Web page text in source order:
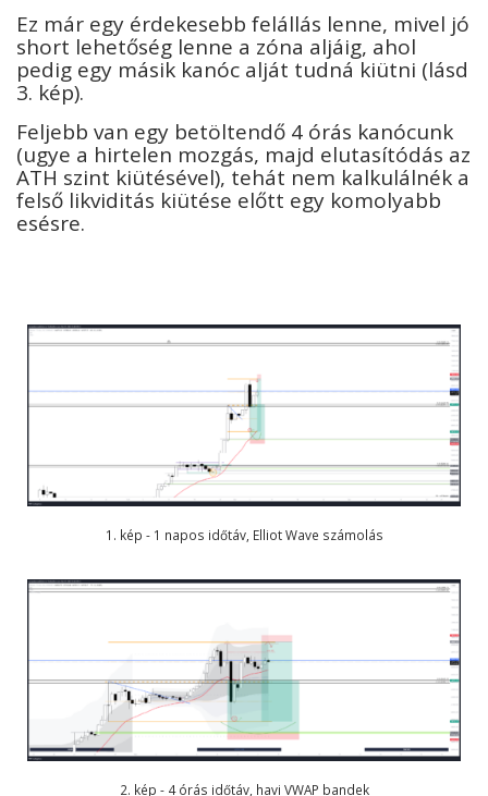
Ez már egy érdekesebb felállás lenne, mivel jó
short lehetőség lenne a zóna aljáig, ahol
pedig egy másik kanóc alját tudná kiütni (lásd
3. kép).
Feljebb van egy betöltendő 4 órás kanócunk
(ugye a hirtelen mozgás, majd elutasítódás az
ATH szint kiütésével), tehát nem kalkulálnék a
felső likviditás kiütése előtt egy komolyabb
esésre.
1. kép - 1 napos időtáv, Elliot Wave számolás
2. kép - 4 órás időtáv, havi VWAP bandek